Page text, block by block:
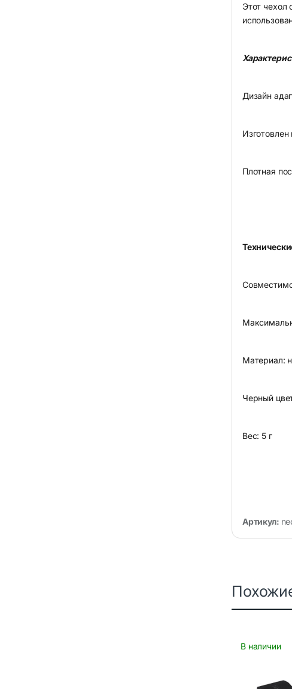
Этот чехол
Дизайн
Изготовлен
Плотная
Материал:
Черный
Вес: 5 г
Артикул:
В наличии